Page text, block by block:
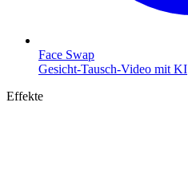
Face Swap
Gesicht-Tausch-Video mit KI
Effekte